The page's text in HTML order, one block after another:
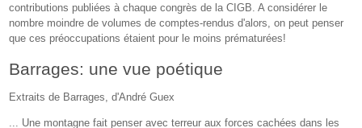
contributions publiées à chaque congrès de la CIGB. A considérer le
nombre moindre de volumes de comptes-rendus d'alors, on peut penser
que ces préoccupations étaient pour le moins prématurées!
Barrages: une vue poétique
Extraits de Barrages, d'André Guex
... Une montagne fait penser avec terreur aux forces cachées dans les